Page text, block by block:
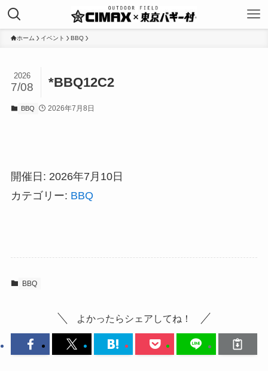
ホーム イベント BBQ
*BBQ12C2
2026
7/08
BBQ 2026年7月8日
開催日: 2026年7月10日
カテゴリー: BBQ
BBQ
よかったらシェアしてね！